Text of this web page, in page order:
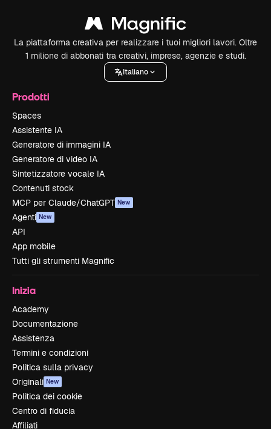
La piattaforma creativa per realizzare i tuoi migliori lavori. Oltre
1 milione di abbonati tra creativi, imprese, agenzie e studi.
Italiano
Prodotti
Spaces
Assistente IA
Generatore di immagini IA
Generatore di video IA
Sintetizzatore vocale IA
Contenuti stock
MCP per Claude/ChatGPT New
Agenti New
API
App mobile
Tutti gli strumenti Magnific
Inizia
Academy
Documentazione
Assistenza
Termini e condizioni
Politica sulla privacy
Originali New
Politica dei cookie
Centro di fiducia
Affiliati